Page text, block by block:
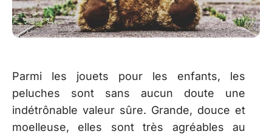
Parmi les jouets pour les enfants, les
peluches sont sans aucun doute une
indétrônable valeur sûre. Grande, douce et
moelleuse, elles sont très agréables au